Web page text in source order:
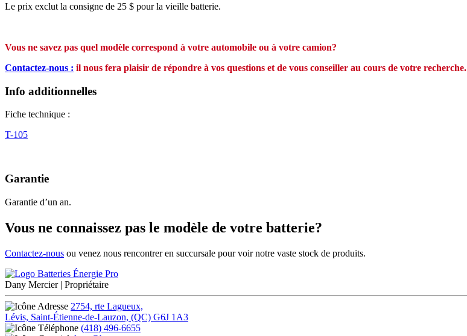
Le prix exclut la consigne de 25 $ pour la vieille batterie.
Vous ne savez pas quel modèle correspond à votre automobile ou à votre camion?
Contactez-nous : il nous fera plaisir de répondre à vos questions et de vous conseiller au cours de votre recherche.
Info additionnelles
Fiche technique :
T-105
Garantie
Garantie d’un an.
Vous ne connaissez pas le modèle de votre batterie?
Contactez-nous ou venez nous rencontrer en succursale pour voir notre vaste stock de produits.
Dany Mercier| Propriétaire
2754, rte Lagueux,
Lévis, Saint-Étienne-de-Lauzon, (QC) G6J 1A3
(418) 496-6655